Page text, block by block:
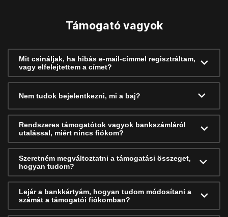
Támogató vagyok
Mit csináljak, ha hibás e-mail-címmel regisztráltam,
vagy elfelejtettem a címet?
Nem tudok bejelentkezni, mi a baj?
Rendszeres támogatótok vagyok bankszámláról
utalással, miért nincs fiókom?
Szeretném megváltoztatni a támogatási összeget,
hogyan tudom?
Lejár a bankkártyám, hogyan tudom módosítani a
számát a támogatói fiókomban?